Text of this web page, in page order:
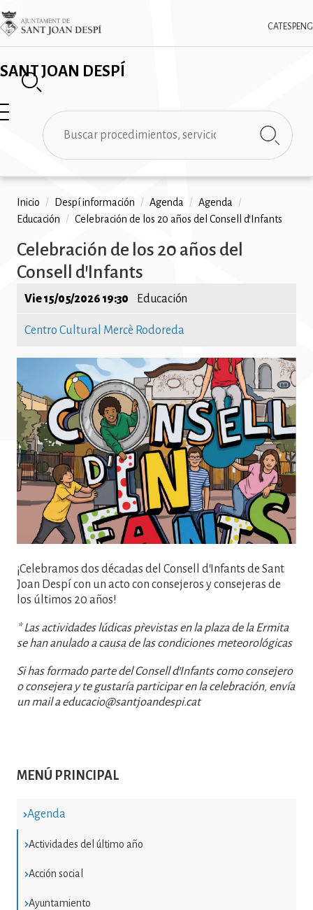
Pasar
al
contenido
SANT JOAN DESPÍ
CAT ESPENG
Imatge
✕
Buscar
MENÚ PRINCIPAL
Agenda
Actividades del último año
Acción social
Ayuntamiento
Ruta
de
navegación
Inicio / Despí información / Agenda / Agenda
/
Educación
/ Celebración de los 20 años del Consell d'Infants
Celebración de los 20 años del
Consell d'Infants
Vie 15/05/2026 19:30 Educación
Centro Cultural Mercè Rodoreda
¡Celebramos dos décadas del Consell d'Infants de Sant
Joan Despí con un acto con consejeros y consejeras de
los últimos 20 años!
* Las actividades lúdicas p`revistas en la plaza de la Ermita
se han anulado a causa de las condiciones meteorológicas
Si has formado parte del Consell d'Infants como consejero
o consejera y te gustaría participar en la celebración, envía
un mail a educacio@santjoandespi.cat